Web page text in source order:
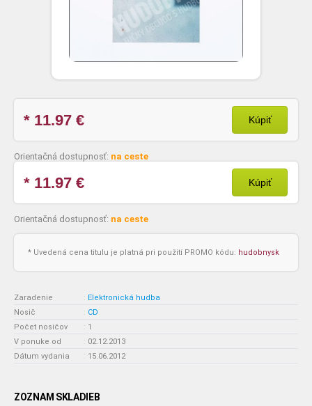
* 11.97 € Kúpiť
Orientačná dostupnosť: na ceste
* 11.97 € Kúpiť
Orientačná dostupnosť: na ceste
* Uvedená cena titulu je platná pri použití PROMO kódu: hudobnysk
Zaradenie : Elektronická hudba
Nosič
: CD
Počet nosičov
: 1
V ponuke od
: 02.12.2013
Dátum vydania
: 15.06.2012
ZOZNAM SKLADIEB